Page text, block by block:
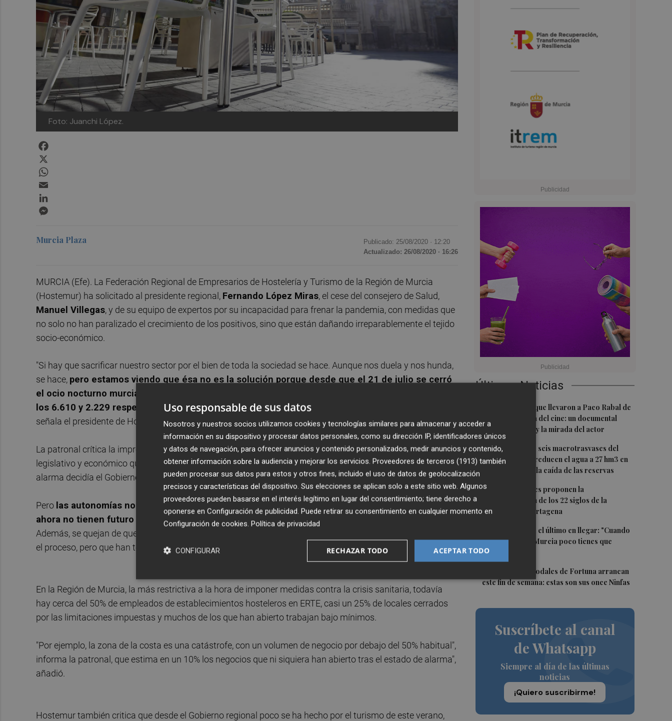
Foto: Juanchi López.
Últimas Noticias
Las '200 vidas' que llevaron a Paco Rabal de
Águilas a la cima del cine: un documental
recupera la voz y la mirada del actor
2Fin a la racha de seis macrotrasvases del
Tajo al Segura: reducen el agua a 27 hm3 en
septiembre por la caída de las reservas
3Dos asociaciones proponen la
conmemoración de los 22 siglos de la
fundación de Cartagena
Álvaro Giménez, el último en llegar: "Cuando
te llama el Real Murcia poco tienes que
pensar"
Las Fiestas de Sodales de Fortuna arrancan
este fin de semana: estas son sus once Ninfas
Suscríbete al canal
de Whatsapp
Siempre al día de las últimas
noticias
¡Quiero suscribirme!
Murcia Plaza Publicado: 25/08/2020 · 12:20
Actualizado: 26/08/2020 · 16:26
MURCIA (Efe). La Federación Regional de Empresarios de Hostelería y Turismo de la Región de Murcia
(Hostemur) ha solicitado al presidente regional, Fernando López Miras, el cese del consejero de Salud,
Manuel Villegas, y de su equipo de expertos por su incapacidad para frenar la pandemia, con medidas que
no solo no han paralizado el crecimiento de los positivos, sino que están dañando irreparablemente el tejido
socio-económico.
"Si hay que sacrificar nuestro sector por el bien de toda la sociedad se hace. Aunque nos duela y nos hunda,
se hace, pero estamos viendo que ésa no es la solución porque desde que el 21 de julio se cerró
el ocio nocturno murciano se ha pasado de los 3.570 casos acumulados y 158 casos activos a
los 6.610 y 2.229 respectivamente el 24 de agosto , cuando se anunciaron las últimas restricciones",
señala el presidente de Hostemur,Jesús Jiménez.
La patronal crítica la improvisación de las medidas –"muchas de ellas sin base científica"- y la falta de apoyo
legislativo y económico que respalden a un sector al que no están dejando trabajar. "Durante el estado de
alarma decidía el Gobierno central y hubo medidas, como los ERTE, que algo ayudaron.
Pero las autonomías no tienen esa capacidad y solo ofrecen préstamos para unas empresas que
ahora no tienen futuro y que posiblemente tampoco tengan la confianza de los bancos"
, advierten.
Además, se quejan de que la administración regional acordó informar a los hosteleros y coordinar con ellos
el proceso, pero que han tenido que enterarse "por la prensa, como todo el mundo".
En la Región de Murcia, la más restrictiva a la hora de imponer medidas contra la crisis sanitaria, todavía
hay cerca del 50% de empleados de establecimientos hosteleros en ERTE, casi un 25% de locales cerrados
por las limitaciones impuestas y muchos de los que han abierto trabajan bajo mínimos.
"Por ejemplo, la zona de la costa es una catástrofe, con un volumen de negocio por debajo del 50% habitual",
informa la patronal, que estima en un 10% los negocios que ni siquiera han abierto tras el estado de alarma",
añadió.
Hostemur también critica que desde el Gobierno regional poco se ha hecho por el turismo de este verano,
Uso responsable de sus datos
Nosotros y nuestros socios utilizamos cookies y tecnologías similares para almacenar y acceder a
información en su dispositivo y procesar datos personales, como su dirección IP, identificadores únicos
y datos de navegación, para ofrecer anuncios y contenido personalizados, medir anuncios y contenido,
obtener información sobre la audiencia y mejorar los servicios. Proveedores de terceros (1913) también
pueden procesar sus datos para estos y otros fines, incluido el uso de datos de geolocalización
precisos y características del dispositivo. Sus elecciones se aplican solo a este sitio web. Algunos
proveedores pueden basarse en el interés legítimo en lugar del consentimiento; tiene derecho a
oponerse en Configuración de publicidad. Puede retirar su consentimiento en cualquier momento en
Configuración de cookies. Política de privacidad
ACEPTAR TODO
RECHAZAR TODO
CONFIGURAR